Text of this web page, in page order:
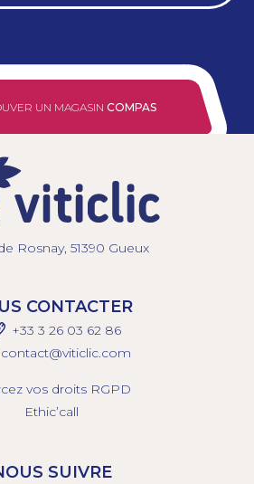
UN MAGASIN COMPAS
Rosnay, 51390 Gueux
CONTACTER
+33 3 26 03 62 86
contact@viticlic.com
vos droits RGPD
Ethic’call
SUIVRE